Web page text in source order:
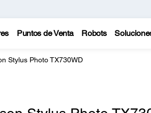
Puntos de Venta Robots
Stylus Photo TX730WD